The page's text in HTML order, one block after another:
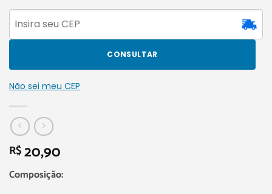
CONSULTAR
Não sei meu CEP
R$20,90
Composição: